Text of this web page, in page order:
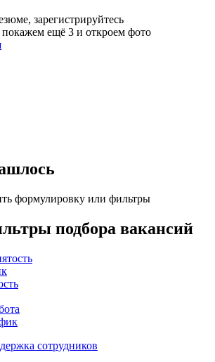
зарегистрируйтесь
ещё 3 и откроем фото
формулировку или фильтры
подбора вакансий
сотрудников